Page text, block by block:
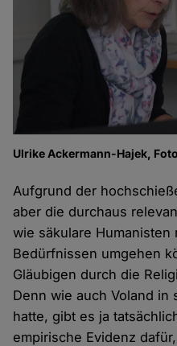
Ulrike Ackermann-Hajek,
Aufgrund der
aber die durchaus
wie säkulare Humanisten
Bedürfnissen umgehen
Gläubigen durch die
Denn wie auch Voland in
hatte, gibt es ja
empirische Evidenz